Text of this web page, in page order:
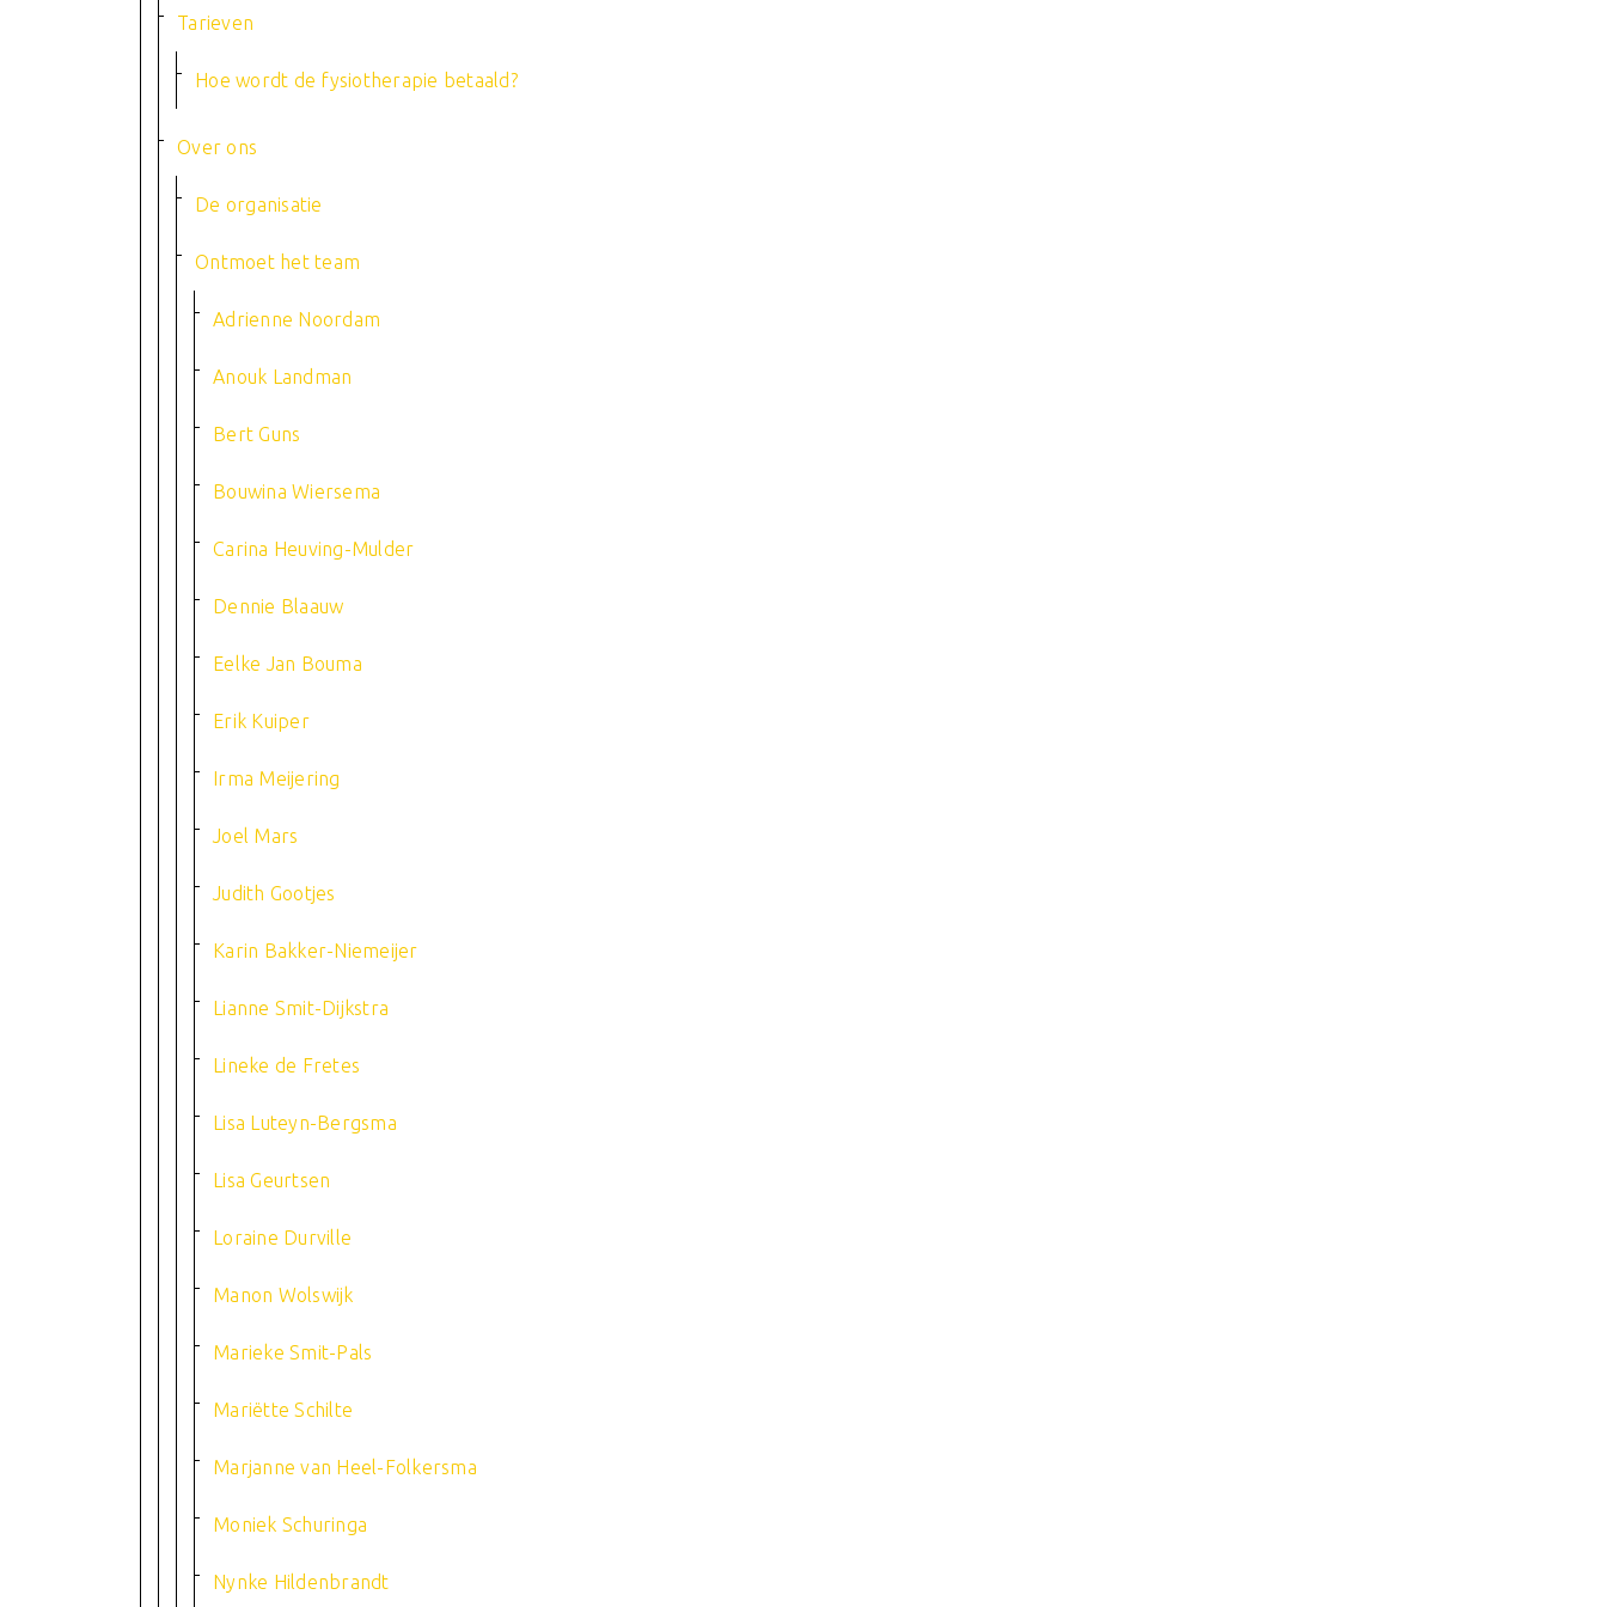
Tarieven
Hoe wordt de fysiotherapie betaald?
Over ons
De organisatie
Ontmoet het team
Adrienne Noordam
Anouk Landman
Bert Guns
Bouwina Wiersema
Carina Heuving-Mulder
Dennie Blaauw
Eelke Jan Bouma
Erik Kuiper
Irma Meijering
Joel Mars
Judith Gootjes
Karin Bakker-Niemeijer
Lianne Smit-Dijkstra
Lineke de Fretes
Lisa Luteyn-Bergsma
Lisa Geurtsen
Loraine Durville
Manon Wolswijk
Marieke Smit-Pals
Mariëtte Schilte
Marjanne van Heel-Folkersma
Moniek Schuringa
Nynke Hildenbrandt